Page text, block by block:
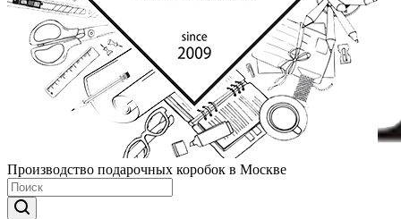
Производство подарочных коробок в Москве